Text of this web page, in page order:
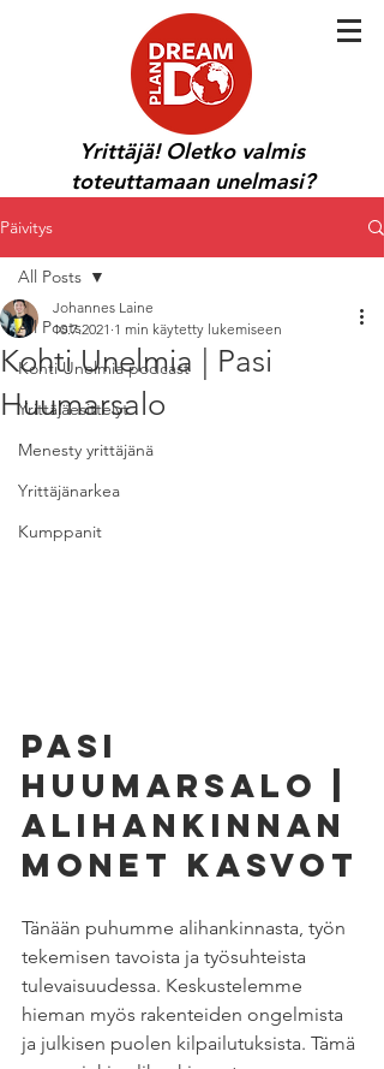
Yrittäjä! Oletko valmis
toteuttamaan unelmasi?
Päivitys
All Posts
Kohti Unelmia podcast
Yrittäjäesittelyt
Menesty yrittäjänä
Yrittäjänarkea
Kumppanit
All Posts
Kohti Unelmia | Pasi
Huumarsalo
Johannes Laine
10.7.2021 1 min käytetty lukemiseen
Pasi
Huumarsalo |
Alihankinnan
monet kasvot
Tänään puhumme alihankinnasta, työn
tekemisen tavoista ja työsuhteista
tulevaisuudessa. Keskustelemme
hieman myös rakenteiden ongelmista
ja julkisen puolen kilpailutuksista. Tämä